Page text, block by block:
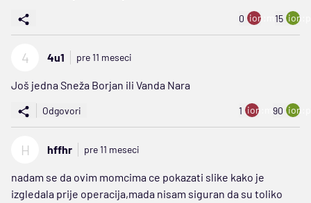
0 ion:minus
15
4 4u1 pre 11 meseci
Još jedna Sneža Borjan ili Vanda Nara
Odgovori 1 ion:minus
90
H hffhr pre 11 meseci
nadam se da ovim momcima ce pokazati slike kako je
izgledala prije operacija,mada nisam siguran da su toliko